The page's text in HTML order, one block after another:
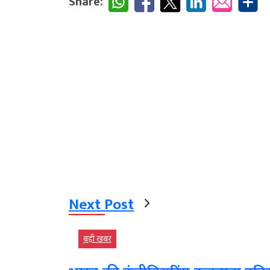
Next Post
बड़ी खबर